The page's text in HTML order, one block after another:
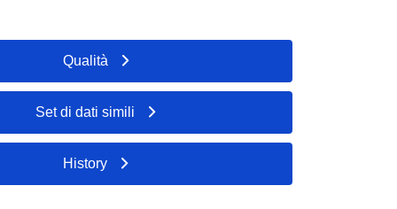
Qualità
Set di dati simili
History